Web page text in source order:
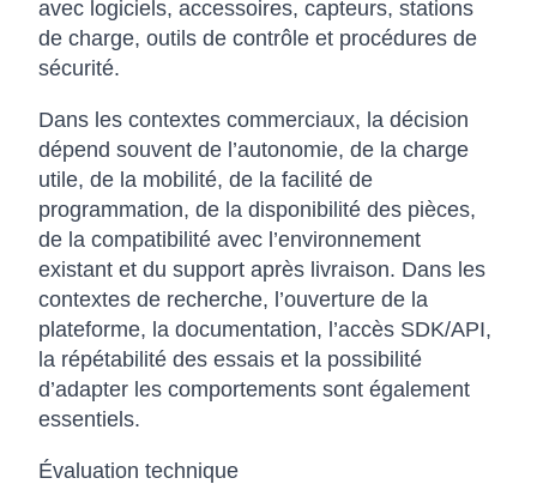
avec logiciels, accessoires, capteurs, stations
de charge, outils de contrôle et procédures de
sécurité.
Dans les contextes commerciaux, la décision
dépend souvent de l’autonomie, de la charge
utile, de la mobilité, de la facilité de
programmation, de la disponibilité des pièces,
de la compatibilité avec l’environnement
existant et du support après livraison. Dans les
contextes de recherche, l’ouverture de la
plateforme, la documentation, l’accès SDK/API,
la répétabilité des essais et la possibilité
d’adapter les comportements sont également
essentiels.
Évaluation technique